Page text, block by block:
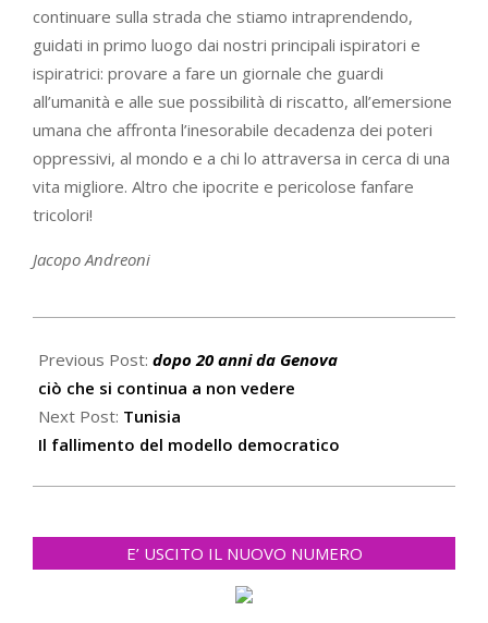
continuare sulla strada che stiamo intraprendendo,
guidati in primo luogo dai nostri principali ispiratori e
ispiratrici: provare a fare un giornale che guardi
all’umanità e alle sue possibilità di riscatto, all’emersione
umana che affronta l’inesorabile decadenza dei poteri
oppressivi, al mondo e a chi lo attraversa in cerca di una
vita migliore. Altro che ipocrite e pericolose fanfare
tricolori!
Jacopo Andreoni
07-
27
Previous Post: dopo 20 anni da Genova
ciò che si continua a non vedere
Next Post: Tunisia
Il fallimento del modello democratico
E’ USCITO IL NUOVO NUMERO